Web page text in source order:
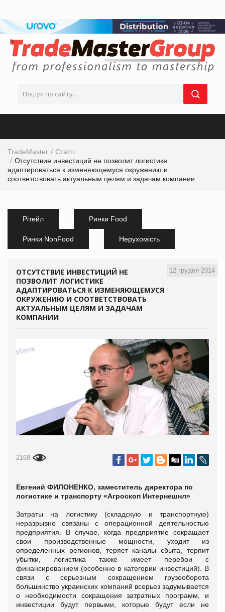
TradeMaster
Статті
Отсутствие инвестиций не позволит логистике
адаптироваться к изменяющемуся окружению и
соответствовать актуальным целям и задачам компании
Рітейл Ринки Food
Ринки NonFood Нерухомість
12 грудня 2014
ОТСУТСТВИЕ ИНВЕСТИЦИЙ НЕ
ПОЗВОЛИТ ЛОГИСТИКЕ
АДАПТИРОВАТЬСЯ К ИЗМЕНЯЮЩЕМУСЯ
ОКРУЖЕНИЮ И СООТВЕТСТВОВАТЬ
АКТУАЛЬНЫМ ЦЕЛЯМ И ЗАДАЧАМ
КОМПАНИИ
2168
Евгений ФИЛОНЕНКО, заместитель директора по
логистике и транспорту «Агроскоп Интернешнл»
Затраты на логистику (складскую и транспортную)
неразрывно связаны с операционной деятельностью
предприятия. В случае, когда предприятие сокращает
свои производственные мощности, уходит из
определенных регионов, теряет каналы сбыта, терпит
убытки, логистика также имеет перебои с
финансированием (особенно в категории инвестиций). В
связи с серьезным сокращением грузооборота
большинство украинских компаний всерьез задумывается
о необходимости сокращения затратных программ, и
инвестиции будут первыми, которые будут если не